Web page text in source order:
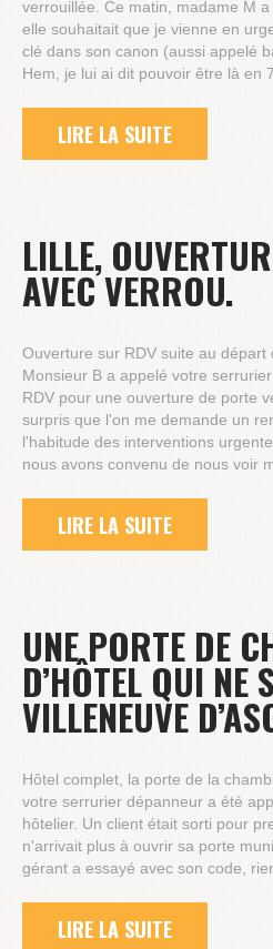
verrouillée. Ce matin, madame M
elle souhaitait que je vienne en
clé dans son canon (aussi appelé
Hem, je lui ai dit pouvoir être là en
LIRE LA SUITE
LILLE,
AVEC VERROU.
Ouverture sur RDV suite au départ
Monsieur B a appelé votre
RDV pour une ouverture de porte
surpris que l'on me demande un
l'habitude des interventions
nous avons convenu de nous voir
LIRE LA SUITE
UNE PORTE DE
D’HÔTEL QUI NE
VILLENEUVE
Hôtel complet, la porte de la
votre serrurier dépanneur a été
hôtelier. Un client était sorti pour
n'arrivait plus à ouvrir sa porte
gérant a essayé avec son code,
LIRE LA SUITE